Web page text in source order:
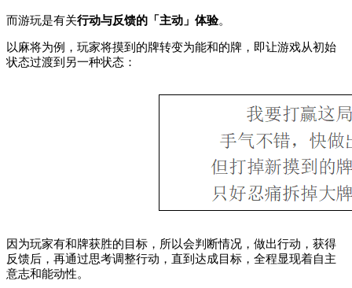
而游玩是有关行动与反馈的「主动」体验。
以麻将为例，玩家将摸到的牌转变为能和的牌，即让游戏从初始
状态过渡到另一种状态：
因为玩家有和牌获胜的目标，所以会判断情况，做出行动，获得
反馈后，再通过思考调整行动，直到达成目标，全程显现着自主
意志和能动性。